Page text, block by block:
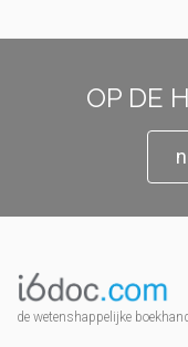
OP DE
de wetenshappelijke